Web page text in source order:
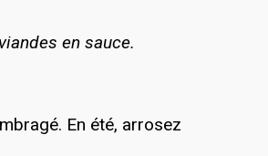
en sauce.
En été, arrosez